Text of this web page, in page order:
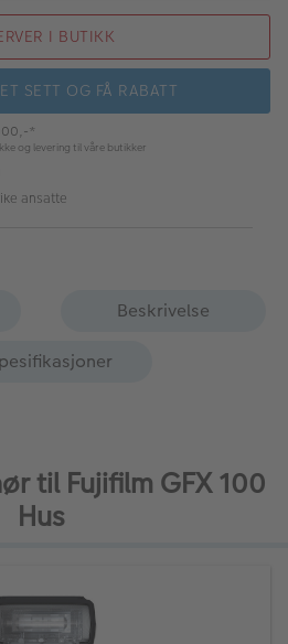
I BUTIKK
SETT OG FÅ RABATT
*
og levering til våre butikker
ansatte
Beskrivelse
til Fujifilm GFX 100
Hus